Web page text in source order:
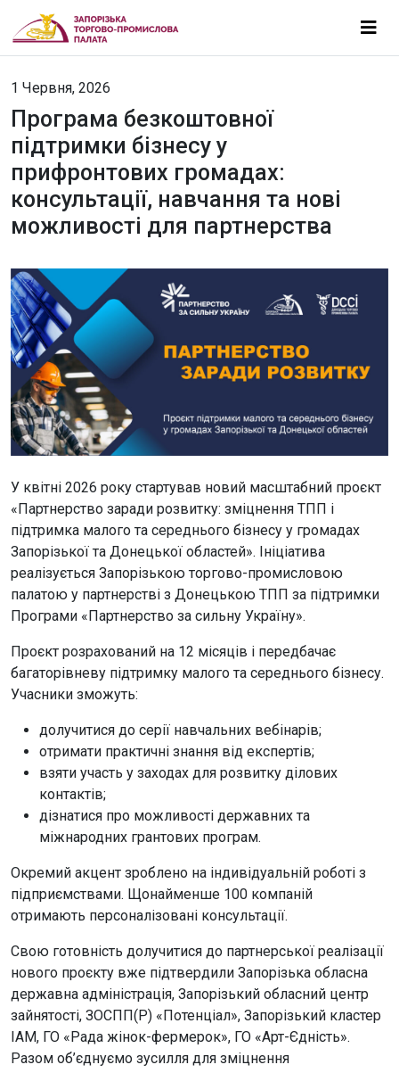
1 Червня, 2026
Програма безкоштовної
підтримки бізнесу у
прифронтових громадах:
консультації, навчання та нові
можливості для партнерства
У квітні 2026 року стартував новий масштабний проєкт
«Партнерство заради розвитку: зміцнення ТПП і
підтримка малого та середнього бізнесу у громадах
Запорізької та Донецької областей». Ініціатива
реалізується Запорізькою торгово-промисловою
палатою у партнерстві з Донецькою ТПП за підтримки
Програми «Партнерство за сильну Україну».
Проєкт розрахований на 12 місяців і передбачає
багаторівневу підтримку малого та середнього бізнесу.
Учасники зможуть:
долучитися до серії навчальних вебінарів;
отримати практичні знання від експертів;
взяти участь у заходах для розвитку ділових
контактів;
дізнатися про можливості державних та
міжнародних грантових програм.
Окремий акцент зроблено на індивідуальній роботі з
підприємствами. Щонайменше 100 компаній
отримають персоналізовані консультації.
Свою готовність долучитися до партнерської реалізації
нового проєкту вже підтвердили Запорізька обласна
державна адміністрація, Запорізький обласний центр
зайнятості, ЗОСПП(Р) «Потенціал», Запорізький кластер
ІАМ, ГО «Рада жінок-фермерок», ГО «Арт-Єдність».
Разом об’єднуємо зусилля для зміцнення